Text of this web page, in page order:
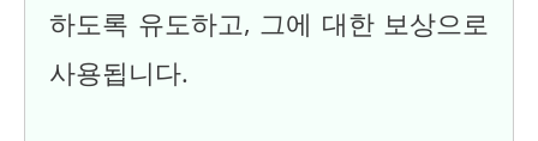
하도록 유도하고, 그에 대한 보상으로
사용됩니다.